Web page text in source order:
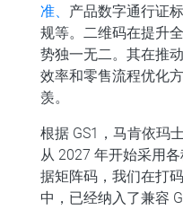
准、 产品数字通行证
规等。二维码在提升
势独一无二。其在推
效率和零售流程优化
羡。
根据 GS1，马肯依玛
从 2027 年开始采用
据矩阵码，我们在打
中，已经纳入了兼容